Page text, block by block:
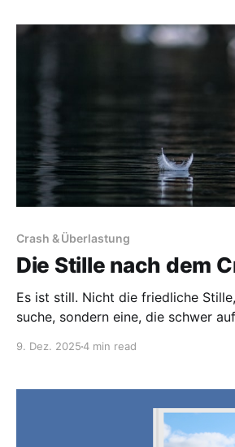
ausgesuchte Geschenke, die ich
Es stand für selbstgemachte Last-
Crash & Überlastung
Die Stille nach dem
Es ist still. Nicht die friedliche
suche, sondern eine, die schwer
9. Dez. 20254 min read